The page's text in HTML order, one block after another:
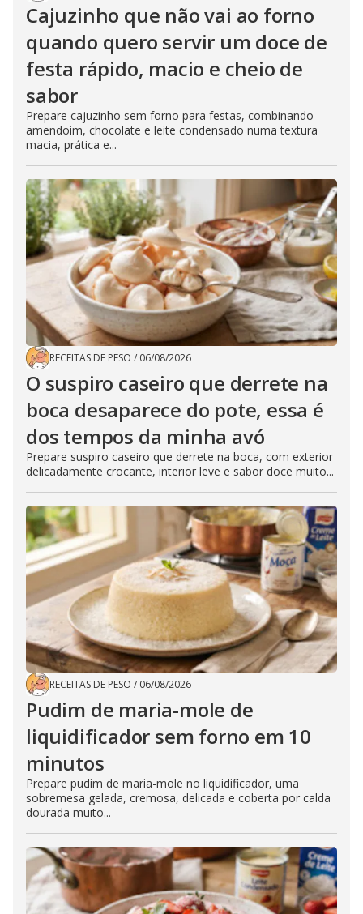
Cajuzinho que não vai ao forno
quando quero servir um doce de
festa rápido, macio e cheio de
sabor
Prepare cajuzinho sem forno para festas, combinando
amendoim, chocolate e leite condensado numa textura
macia, prática e...
RECEITAS DE PESO / 06/08/2026
O suspiro caseiro que derrete na
boca desaparece do pote, essa é
dos tempos da minha avó
Prepare suspiro caseiro que derrete na boca, com exterior
delicadamente crocante, interior leve e sabor doce muito...
RECEITAS DE PESO / 06/08/2026
Pudim de maria-mole de
liquidificador sem forno em 10
minutos
Prepare pudim de maria-mole no liquidificador, uma
sobremesa gelada, cremosa, delicada e coberta por calda
dourada muito...